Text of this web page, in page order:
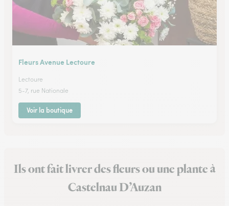
Fleurs Avenue Lectoure
Lectoure
5-7, rue Nationale
Voir la boutique
Ils ont fait livrer des fleurs ou une plante à
Castelnau D’Auzan